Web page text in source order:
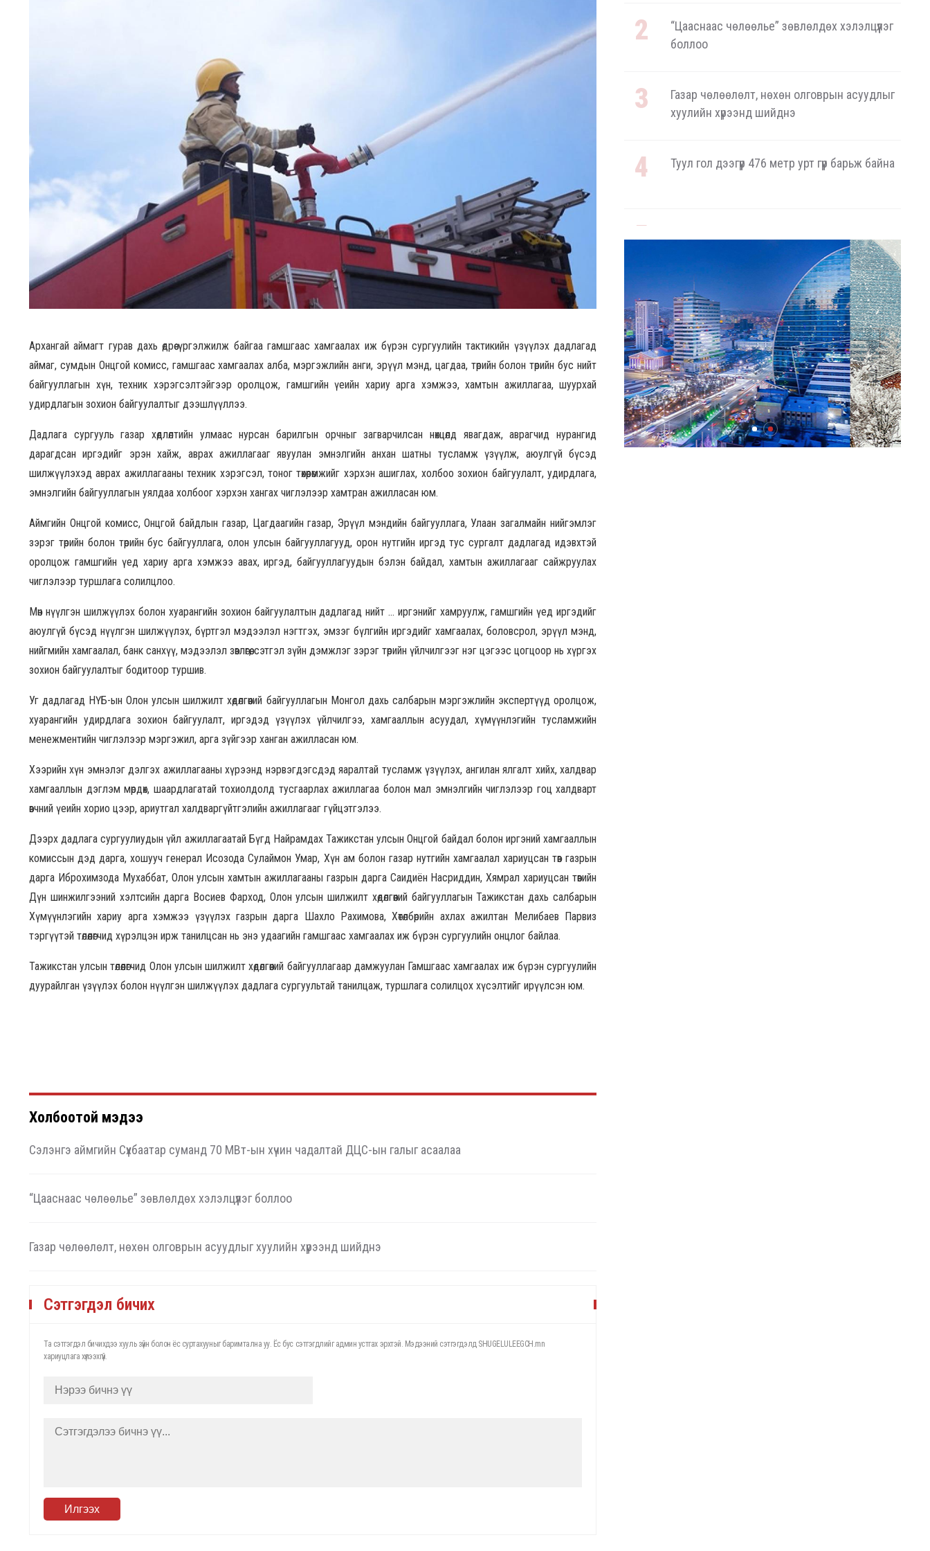
Архангай аймагт гурав дахь өдрөө үргэлжилж байгаа гамшгаас хамгаалах иж бүрэн сургуулийн тактикийн үзүүлэх дадлагад
аймаг, сумдын Онцгой комисс, гамшгаас хамгаалах алба, мэргэжлийн анги, эрүүл мэнд, цагдаа, төрийн болон төрийн бус нийт
байгууллагын хүн, техник хэрэгсэлтэйгээр оролцож, гамшгийн үеийн хариу арга хэмжээ, хамтын ажиллагаа, шуурхай
удирдлагын зохион байгуулалтыг дээшлүүллээ.
Дадлага сургууль газар хөдлөлтийн улмаас нурсан барилгын орчныг загварчилсан нөхцөлд явагдаж, аврагчид нурангид
дарагдсан иргэдийг эрэн хайж, аврах ажиллагааг явуулан эмнэлгийн анхан шатны тусламж үзүүлж, аюулгүй бүсэд
шилжүүлэхэд аврах ажиллагааны техник хэрэгсэл, тоног төхөөрөмжийг хэрхэн ашиглах, холбоо зохион байгуулалт, удирдлага,
эмнэлгийн байгууллагын уялдаа холбоог хэрхэн хангах чиглэлээр хамтран ажилласан юм.
Аймгийн Онцгой комисс, Онцгой байдлын газар, Цагдаагийн газар, Эрүүл мэндийн байгууллага, Улаан загалмайн нийгэмлэг
зэрэг төрийн болон төрийн бус байгууллага, олон улсын байгууллагууд, орон нутгийн иргэд тус сургалт дадлагад идэвхтэй
оролцож гамшгийн үед хариу арга хэмжээ авах, иргэд, байгууллагуудын бэлэн байдал, хамтын ажиллагааг сайжруулах
чиглэлээр туршлага солилцлоо.
Мөн нүүлгэн шилжүүлэх болон хуарангийн зохион байгуулалтын дадлагад нийт … иргэнийг хамруулж, гамшгийн үед иргэдийг
аюулгүй бүсэд нүүлгэн шилжүүлэх, бүртгэл мэдээлэл нэгтгэх, эмзэг бүлгийн иргэдийг хамгаалах, боловсрол, эрүүл мэнд,
нийгмийн хамгаалал, банк санхүү, мэдээлэл зөвлөгөө, сэтгэл зүйн дэмжлэг зэрэг төрийн үйлчилгээг нэг цэгээс цогцоор нь хүргэх
зохион байгуулалтыг бодитоор туршив.
Уг дадлагад НҮБ-ын Олон улсын шилжилт хөдөлгөөний байгууллагын Монгол дахь салбарын мэргэжлийн экспертүүд оролцож,
хуарангийн удирдлага зохион байгуулалт, иргэдэд үзүүлэх үйлчилгээ, хамгааллын асуудал, хүмүүнлэгийн тусламжийн
менежментийн чиглэлээр мэргэжил, арга зүйгээр ханган ажилласан юм.
Хээрийн хүн эмнэлэг дэлгэх ажиллагааны хүрээнд нэрвэгдэгсдэд яаралтай тусламж үзүүлэх, ангилан ялгалт хийх, халдвар
хамгааллын дэглэм мөрдөх, шаардлагатай тохиолдолд тусгаарлах ажиллагаа болон мал эмнэлгийн чиглэлээр гоц халдварт
өвчний үеийн хорио цээр, ариутгал халдваргүйтгэлийн ажиллагааг гүйцэтгэлээ.
Дээрх дадлага сургуулиудын үйл ажиллагаатай Бүгд Найрамдах Тажикстан улсын Онцгой байдал болон иргэний хамгааллын
комиссын дэд дарга, хошууч генерал Исозода Сулаймон Умар, Хүн ам болон газар нутгийн хамгаалал хариуцсан төв газрын
дарга Иброхимзода Мухаббат, Олон улсын хамтын ажиллагааны газрын дарга Саидиён Насриддин, Хямрал хариуцсан төвийн
Дүн шинжилгээний хэлтсийн дарга Восиев Фарход, Олон улсын шилжилт хөдөлгөөний байгууллагын Тажикстан дахь салбарын
Хүмүүнлэгийн хариу арга хэмжээ үзүүлэх газрын дарга Шахло Рахимова, Хөтөлбөрийн ахлах ажилтан Мелибаев Парвиз
тэргүүтэй төлөөлөгчид хүрэлцэн ирж танилцсан нь энэ удаагийн гамшгаас хамгаалах иж бүрэн сургуулийн онцлог байлаа.
Тажикстан улсын төлөөлөгчид Олон улсын шилжилт хөдөлгөөний байгууллагаар дамжуулан Гамшгаас хамгаалах иж бүрэн сургуулийн
дуурайлган үзүүлэх болон нүүлгэн шилжүүлэх дадлага сургуультай танилцаж, туршлага солилцох хүсэлтийг ирүүлсэн юм.
Холбоотой мэдээ
Сэлэнгэ аймгийн Сүхбаатар суманд 70 МВт-ын хүчин чадалтай ДЦС-ын галыг асаалаа
“Цааснаас чөлөөлье” зөвлөлдөх хэлэлцүүлэг боллоо
Газар чөлөөлөлт, нөхөн олговрын асуудлыг хуулийн хүрээнд шийднэ
Сэтгэгдэл бичих
Та сэтгэгдэл бичихдээ хууль зүйн болон ёс суртахууныг баримтална уу. Ёс бус сэтгэгдлийг админ устгах эрхтэй. Мэдээний сэтгэгдэлд SHUGELULEEGCH.mn
хариуцлага хүлээхгүй.
Илгээх
“Цааснаас чөлөөлье” зөвлөлдөх хэлэлцүүлэг
боллоо
Газар чөлөөлөлт, нөхөн олговрын асуудлыг
хуулийн хүрээнд шийднэ
Туул гол дээгүүр 476 метр урт гүүр барьж байна
Ерөнхий сайд БНХАУ-аас сар бүр 12-15
мянган тонн АИ-92 автобензин тогтмол
нийлүүлэх хүсэлт тавилаа
Бамбай хоншоорт могойд хатгуулахаас
сэрэмжлээрэй